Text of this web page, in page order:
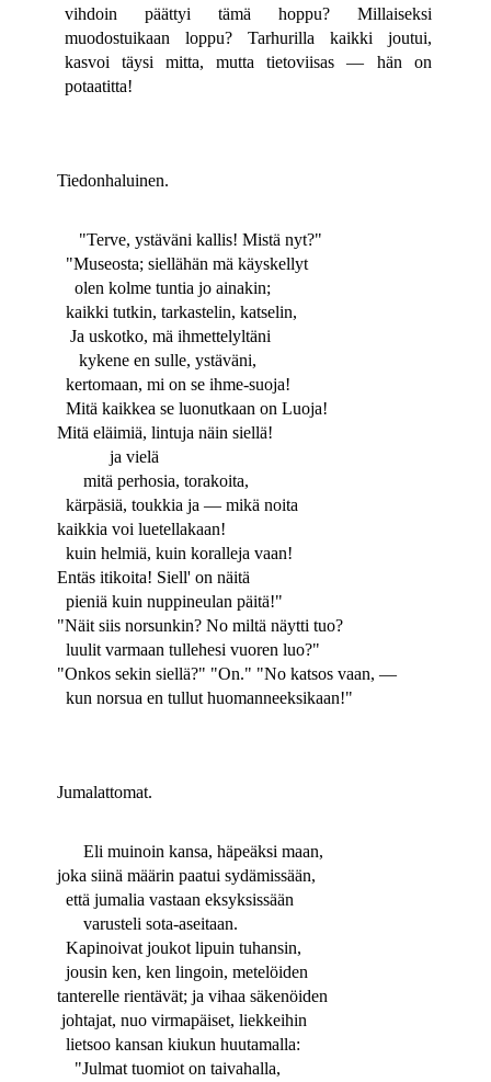
vihdoin päättyi tämä hoppu? Millaiseksi
muodostuikaan loppu? Tarhurilla kaikki joutui,
kasvoi täysi mitta, mutta tietoviisas — hän on
potaatitta!
Tiedonhaluinen.
"Terve, ystäväni kallis! Mistä nyt?"
"Museosta; siellähän mä käyskellyt
olen kolme tuntia jo ainakin;
kaikki tutkin, tarkastelin, katselin,
Ja uskotko, mä ihmettelyltäni
kykene en sulle, ystäväni,
kertomaan, mi on se ihme-suoja!
Mitä kaikkea se luonutkaan on Luoja!
Mitä eläimiä, lintuja näin siellä!
ja vielä
mitä perhosia, torakoita,
kärpäsiä, toukkia ja — mikä noita
kaikkia voi luetellakaan!
kuin helmiä, kuin koralleja vaan!
Entäs itikoita! Siell' on näitä
pieniä kuin nuppineulan päitä!"
"Näit siis norsunkin? No miltä näytti tuo?
luulit varmaan tullehesi vuoren luo?"
"Onkos sekin siellä?" "On." "No katsos vaan, —
kun norsua en tullut huomanneeksikaan!"
Jumalattomat.
Eli muinoin kansa, häpeäksi maan,
joka siinä määrin paatui sydämissään,
että jumalia vastaan eksyksissään
varusteli sota-aseitaan.
Kapinoivat joukot lipuin tuhansin,
jousin ken, ken lingoin, metelöiden
tanterelle rientävät; ja vihaa säkenöiden
johtajat, nuo virmapäiset, liekkeihin
lietsoo kansan kiukun huutamalla:
"Julmat tuomiot on taivahalla,